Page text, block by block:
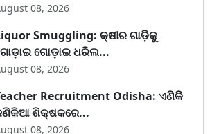
08, 2026
Smuggling: କ୍ଷୀର ଗାଡ଼ିକୁ
ଗୋଡ଼ାଇ ଧରିଲ...
08, 2026
Recruitment Odisha: ଏଣିକି
ଶିକ୍ଷକରେ...
08, 2026